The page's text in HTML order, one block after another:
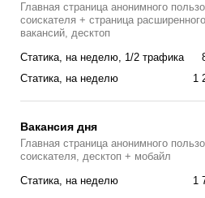
Главная страница анонимного
соискателя + страница
вакансий, десктоп
Статика, на неделю, 1/2 трафика
1
Статика, на неделю
Вакансия дня
Главная страницa анонимного
соискателя, десктоп + мобайл
1
Статика, на неделю